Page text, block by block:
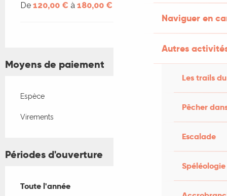
Naviguer en
Autres
Les trails
Pêcher
Escalade
Spéléologie
De 120,00 € à 180,00 €
Moyens de paiement
Espèce
Virements
Périodes d'ouverture
Toute l'année
Toute l'année